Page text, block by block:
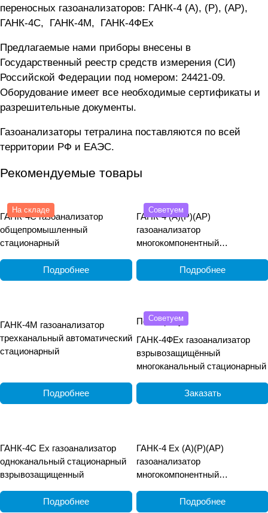
переносных газоанализаторов: ГАНК-4 (А), (Р), (АР),
ГАНК-4C, ГАНК-4М, ГАНК-4ФEx
Предлагаемые нами приборы внесены в
Государственный реестр средств измерения (СИ)
Российской Федерации под номером: 24421-09.
Оборудование имеет все необходимые сертификаты и
разрешительные документы.
Газоанализаторы тетралина поставляются по всей
территории РФ и ЕАЭС.
Рекомендуемые товары
На складе
ГАНК-4С газоанализатор
общепромышленный
стационарный
Подробнее
Советуем
ГАНК-4 (А)(Р)(АР)
газоанализатор
многокомпонентный
переноснойПодробнее
ГАНК-4М газоанализатор
трехканальный автоматический
стационарный
Подробнее
Советуем
По запросу
ГАНК-4ФEx газоанализатор
взрывозащищённый
многоканальный стационарный
Заказать
ГАНК-4С Ех газоанализатор
одноканальный стационарный
взрывозащищенный
Подробнее
ГАНК-4 Ех (А)(Р)(АР)
газоанализатор
многокомпонентный
переноснойПодробнее